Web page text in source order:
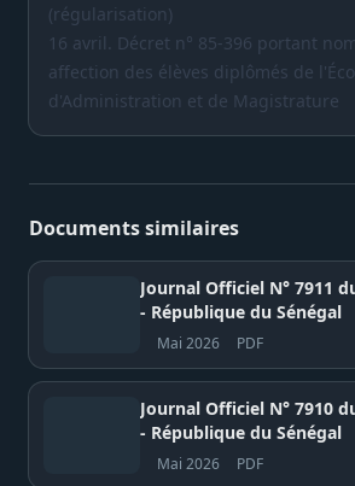
(régularisation)
16 avril. Décret n° 85-396 portant
affection des élèves diplômés de
d'Administration et de Magistrature
Documents similaires
Journal Officiel N° 7911
- République du Sénégal
Mai 2026 PDF
Journal Officiel N° 7910
- République du Sénégal
Mai 2026 PDF